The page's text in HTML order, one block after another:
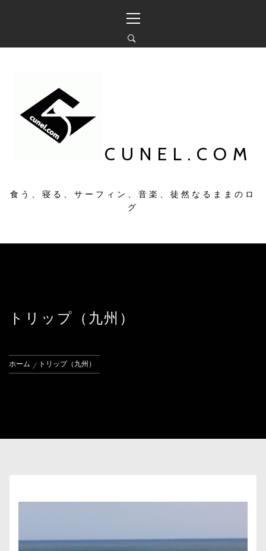
ン
イ
ン
メ
CUNEL.COM
食う、寝る、サーフィン、音楽、徒然なるままのロ
グ
トリップ（九州）
ホーム トリップ（九州）